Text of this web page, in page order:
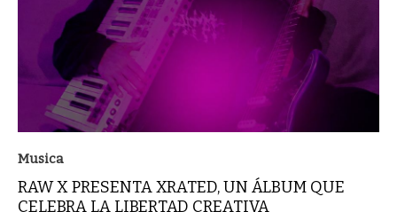
RAW X PRESENTA XRATED, UN ÁLBUM QUE
CELEBRA LA LIBERTAD CREATIVA